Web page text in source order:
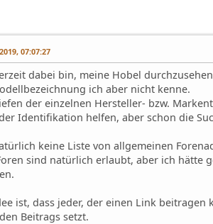
07:07:27
dabei bin, meine Hobel
ich aber nicht kenne.
der einzelnen Hersteller- bzw.
Identifikation helfen, aber schon die
keine Liste von allgemeinen
sind natürlich erlaubt, aber ich hätte
ist, dass jeder, der einen Link
Beitrags setzt.